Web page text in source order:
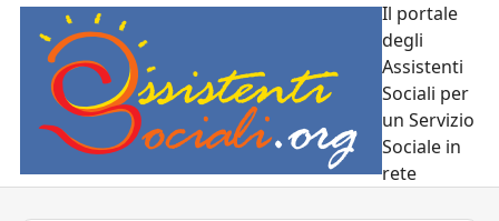
Il portale
degli
Assistenti
Sociali per
un Servizio
Sociale in
rete